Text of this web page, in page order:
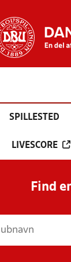
SPILLESTED
LIVESCORE
Find